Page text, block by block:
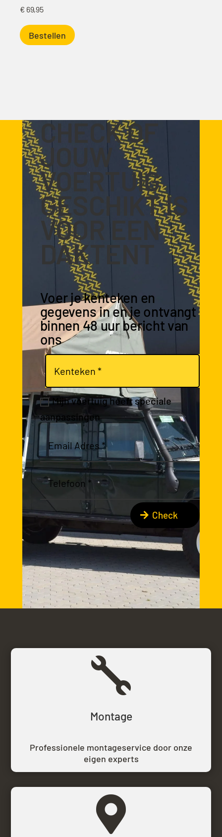
€ 69,95
Bestellen
CHECK OF
JOUW
VOERTUIG
GESCHIKT IS
VOOR EEN
DAKTENT
Voer je kenteken en
gegevens in en je ontvangt
binnen 48 uur bericht van
ons
Mijn voertuig heeft speciale
aanpassingen
Check

Montage
Professionele montageservice door onze
eigen experts
